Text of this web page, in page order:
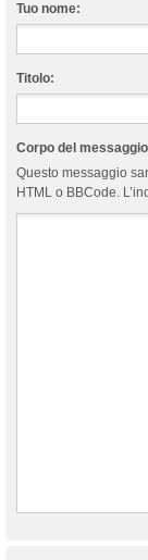
Tuo nome:
Titolo:
Corpo del
Questo messaggio
HTML o BBCode.